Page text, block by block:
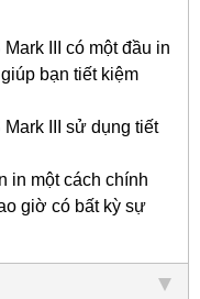
III có một đầu in
bạn tiết kiệm
III sử dụng tiết
in một cách chính
giờ có bất kỳ sự